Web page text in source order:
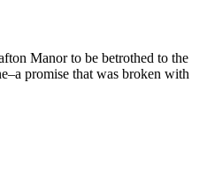
Manor to be betrothed to the
promise that was broken with